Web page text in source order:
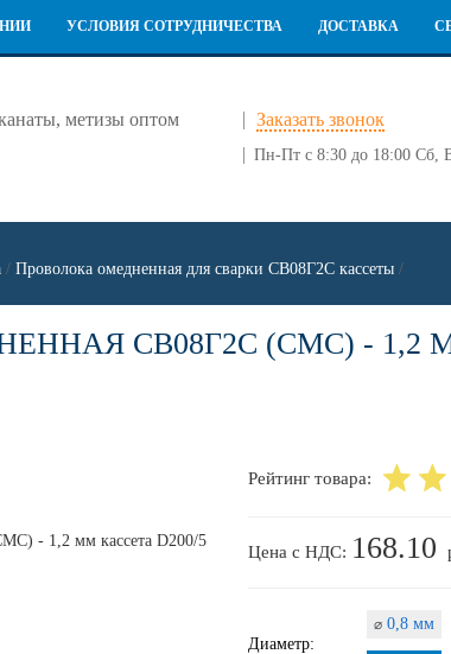
УСЛОВИЯ СОТРУДНИЧЕСТВА ДОСТАВКА
метизы оптом Заказать звонок
Пн-Пт с 8:30 до 18:00 Сб,
/ Проволока омедненная для сварки СВ08Г2С кассеты /
СВ08Г2С (СМС) - 1,2
Рейтинг товара:
Цена с НДС: 168.10
Диаметр:
⌀0,8 мм